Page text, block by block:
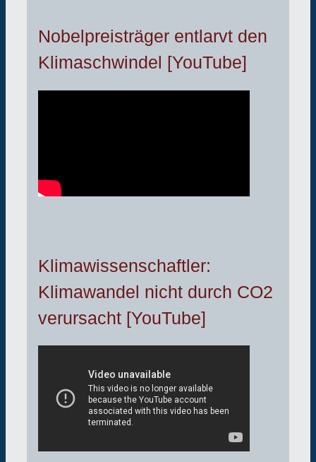
Nobelpreisträger entlarvt den
Klimaschwindel [YouTube]
Klimawissenschaftler:
Klimawandel nicht durch CO2
verursacht [YouTube]